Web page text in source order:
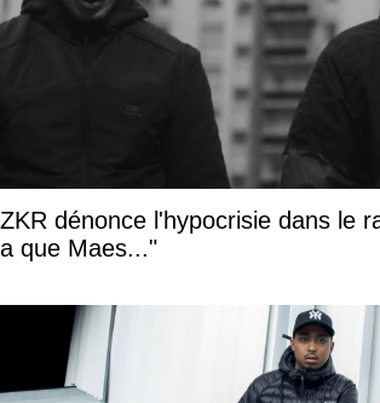
ZKR dénonce l'hypocrisie dans le
a que Maes..."